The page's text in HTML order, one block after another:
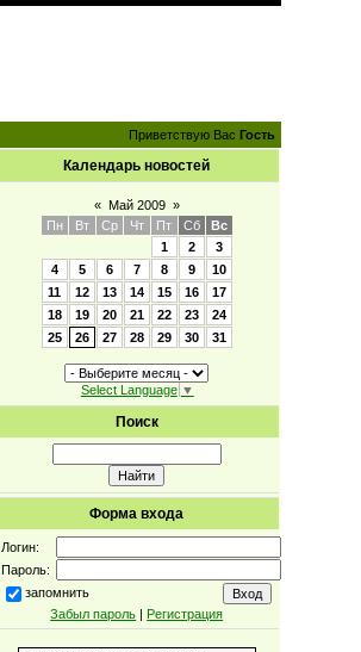
Приветствую Вас Гость
Календарь новостей
« Май 2009 »
Пн
Вт Ср Чт Пт Сб
Вс
1
2
3
4
5 6 7 8 9
10
11
12 13 14 15 16
17
18
19 20 21 22 23
24
25
26 27 28 29 30 31
Select Language ▼
Поиск
Форма входа
Логин:
Пароль:
запомнить
Забыл пароль | Регистрация